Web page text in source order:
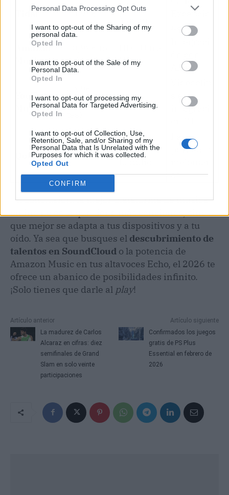
Personal Data Processing Opt Outs
I want to opt-out of the Sharing of my
personal data.
Opted In
I want to opt-out of the Sale of my
Personal Data.
Opted In
I want to opt-out of processing my
Personal Data for Targeted Advertising.
Opted In
I want to opt-out of Collection, Use,
Retention, Sale, and/or Sharing of my
Personal Data that Is Unrelated with the
Purposes for which it was collected.
Opted Out
CONFIRM
Tidal 10,99€
Hi-Fi /
Excepcio
nal
Amazon
Music
Prime)
HD
Alexa
YouTube
Music
(Estudian
Estándar
integraci
Qobuz 12,49€
Hi-Fi /
Para
puristas y
os
En conclusión, la mejor plataforma de música
online no es la que tiene más canciones, sino la
que mejor se adapta a tus dispositivos y a tu
oído. Ya sea que busques el descubrimiento de
talentos en SoundCloud o la potencia de
Amazon Music en tus altavoces Echo, el 2026 te
ofrece un abanico de posibilidades infinito.
¡Solo tienes que darle al play!
Artículo anterior
La madurez de Carlos
Alcaraz en cifras: diez
semifinales de Grand
Slam en solo veinte
participaciones
Artículo siguiente
Confirmados los juegos
gratis de PS Plus
Essential en febrero de
2026